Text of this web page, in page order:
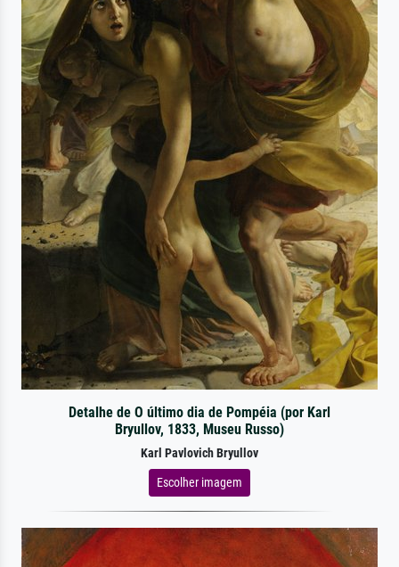
Detalhe de O último dia de Pompéia (por Karl
Bryullov, 1833, Museu Russo)
Karl Pavlovich Bryullov
Escolher imagem